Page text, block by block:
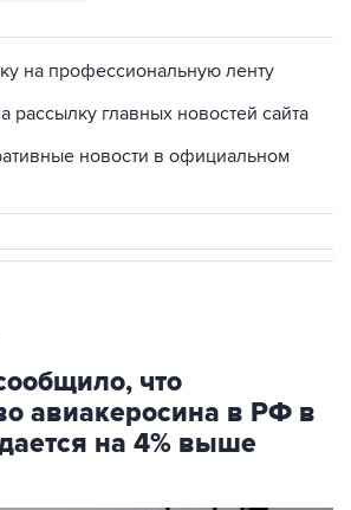
на профессиональную ленту
рассылку главных новостей сайта
новости в официальном
что
авиакеросина в РФ в
на 4% выше